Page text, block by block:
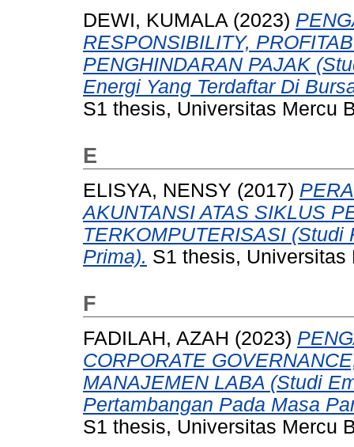
DEWI, KUMALA (2023)
RESPONSIBILITY,
PENGHINDARAN PAJAK
Energi Yang Terdaftar Di
S1 thesis, Universitas Mercu
E
ELISYA, NENSY (2017)
AKUNTANSI ATAS SIKLUS
TERKOMPUTERISASI
Prima). S1 thesis,
F
FADILAH, AZAH (2023)
CORPORATE
MANAJEMEN LABA (Studi
Pertambangan Pada Masa
S1 thesis, Universitas Mercu